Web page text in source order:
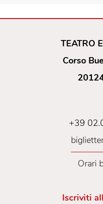
TEATRO
Corso
+39
Orari
Iscriviti